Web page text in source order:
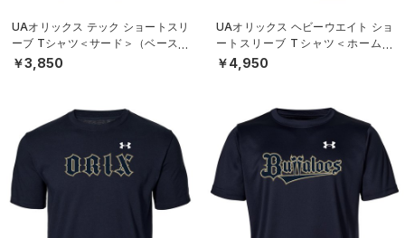
UAオリックス テック ショートスリ
ーブ Tシャツ＜サード＞（ベースボ
ール/UNISEX）
￥3,850
UAオリックス ヘビーウエイト ショ
ートスリーブ Tシャツ＜ホーム＞
（ベースボール/UNISEX）
￥4,950